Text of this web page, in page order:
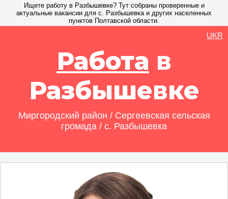
Ищете работу в Разбышевке? Тут собраны проверенные и
актуальные вакансии для с. Разбышевка и других населенных
пунктов Полтавской области.
Работа в
Разбышевке
Миргородский район / Сергеевская сельская
громада / с. Разбышевка
UKR